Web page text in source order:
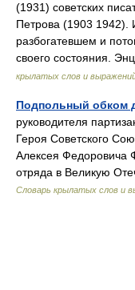
(1931) советских
Петрова (1903 1942).
разбогатевшем и
своего состояния.
крылатых слов и
Подпольный обком
руководителя
Героя Советского
Алексея Федоровича
отряда в Великую
Словарь крылатых слов и